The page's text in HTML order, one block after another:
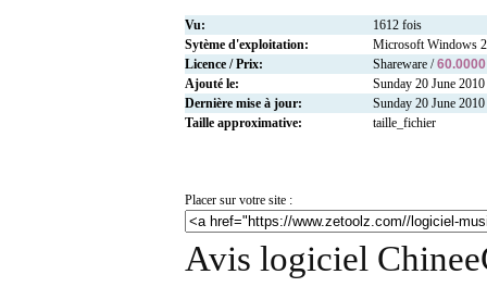
Vu:
1612 fois
Sytème d'exploitation:
Microsoft Windows
Licence / Prix:
Shareware /60.0000
Ajouté le:
Sunday 20 June 2010
Dernière mise à jour:
Sunday 20 June 2010
Taille approximative:
taille_fichier
Placer sur votre site :
Avis logiciel